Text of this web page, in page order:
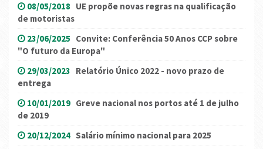
08/05/2018 UE propõe novas regras na qualificação
de motoristas
23/06/2025 Convite: Conferência 50 Anos CCP sobre
"O futuro da Europa"
29/03/2023 Relatório Único 2022 - novo prazo de
entrega
10/01/2019 Greve nacional nos portos até 1 de julho
de 2019
20/12/2024 Salário mínimo nacional para 2025